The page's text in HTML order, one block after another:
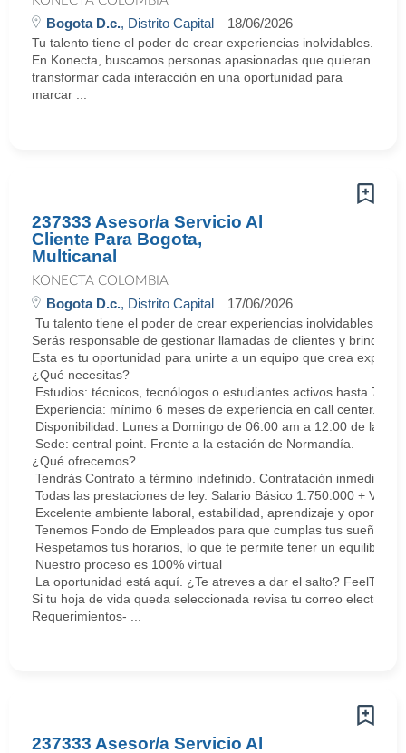
Bogota D.c., Distrito Capital 18/06/2026
Tu talento tiene el poder de crear experiencias inolvidables.
En Konecta, buscamos personas apasionadas que quieran
transformar cada interacción en una oportunidad para
marcar ...
237333 Asesor/a Servicio Al
Cliente Para Bogota,
Multicanal
KONECTA COLOMBIA
Bogota D.c., Distrito Capital 17/06/2026
Tu talento tiene el poder de crear experiencias inolvidables.
Serás responsable de gestionar llamadas de clientes y brindar
Esta es tu oportunidad para unirte a un equipo que crea
¿Qué necesitas?
Estudios: técnicos, tecnólogos o estudiantes activos hasta 7
Experiencia: mínimo 6 meses de experiencia en call center.
Disponibilidad: Lunes a Domingo de 06:00 am a 12:00 de la
Sede: central point. Frente a la estación de Normandía.
¿Qué ofrecemos?
Tendrás Contrato a término indefinido. Contratación inmediata.
Todas las prestaciones de ley. Salario Básico 1.750.000 +
Excelente ambiente laboral, estabilidad, aprendizaje y
Tenemos Fondo de Empleados para que cumplas tus sueños y
Respetamos tus horarios, lo que te permite tener un equilibrio
Nuestro proceso es 100% virtual
La oportunidad está aquí. ¿Te atreves a dar el salto?
Si tu hoja de vida queda seleccionada revisa tu correo
Requerimientos- ...
237333 Asesor/a Servicio Al